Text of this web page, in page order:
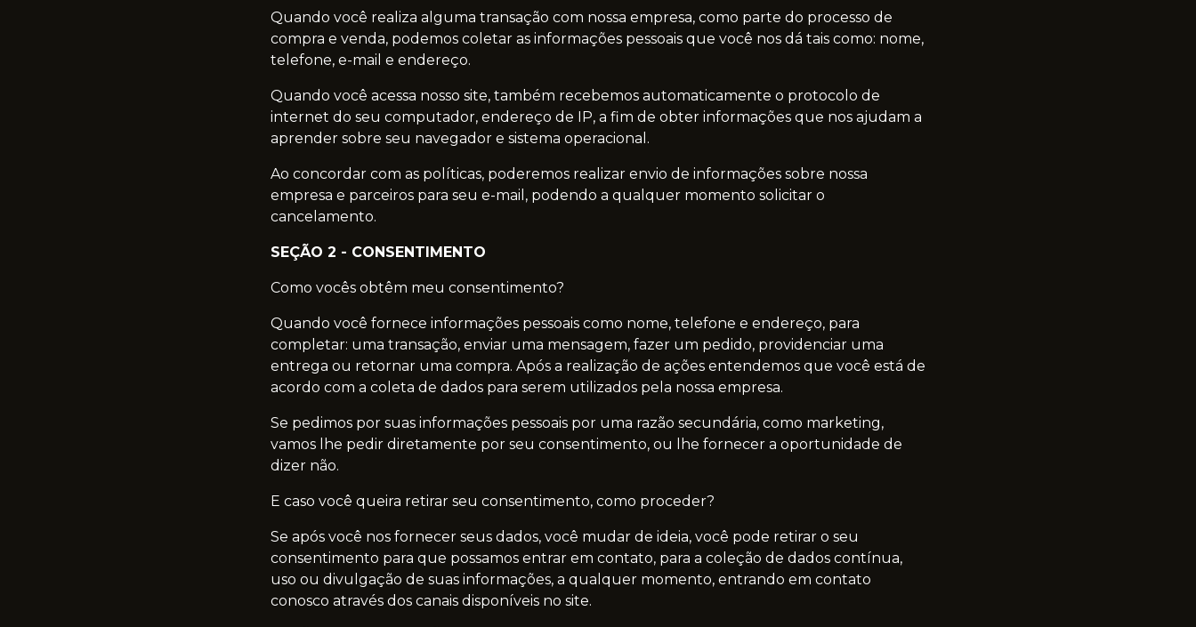
Quando você realiza alguma transação com nossa empresa, como parte do processo de
compra e venda, podemos coletar as informações pessoais que você nos dá tais como: nome,
telefone, e-mail e endereço.
Quando você acessa nosso site, também recebemos automaticamente o protocolo de
internet do seu computador, endereço de IP, a fim de obter informações que nos ajudam a
aprender sobre seu navegador e sistema operacional.
Ao concordar com as políticas, poderemos realizar envio de informações sobre nossa
empresa e parceiros para seu e-mail, podendo a qualquer momento solicitar o
cancelamento.
SEÇÃO 2 - CONSENTIMENTO
Como vocês obtêm meu consentimento?
Quando você fornece informações pessoais como nome, telefone e endereço, para
completar: uma transação, enviar uma mensagem, fazer um pedido, providenciar uma
entrega ou retornar uma compra. Após a realização de ações entendemos que você está de
acordo com a coleta de dados para serem utilizados pela nossa empresa.
Se pedimos por suas informações pessoais por uma razão secundária, como marketing,
vamos lhe pedir diretamente por seu consentimento, ou lhe fornecer a oportunidade de
dizer não.
E caso você queira retirar seu consentimento, como proceder?
Se após você nos fornecer seus dados, você mudar de ideia, você pode retirar o seu
consentimento para que possamos entrar em contato, para a coleção de dados contínua,
uso ou divulgação de suas informações, a qualquer momento, entrando em contato
conosco através dos canais disponíveis no site.